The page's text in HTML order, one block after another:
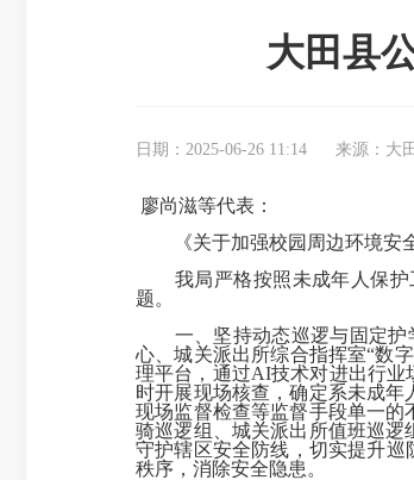
大田县
日期：2025-06-26 11:14 来源：大
廖尚滋等代表：
《关于加强校园周边环境安
我局严格按照未成年人保
题。
一、坚持动态巡逻与固定护
心、城关派出所综合指挥室“数
理平台，通过AI技术对进出行业
时开展现场核查，确定系未成年
现场监督检查等监督手段单一的
骑巡逻组、城关派出所值班巡逻
守护辖区安全防线，切实提升巡
秩序，消除安全隐患。